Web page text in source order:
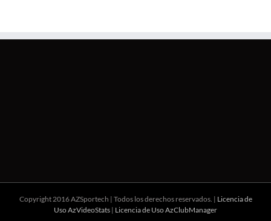
Copyright 2016 AZSportech | Todos los derechos reservados. | Licencia de
Uso AzVideoStats | Licencia de Uso AzClubManager